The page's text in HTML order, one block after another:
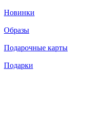
Новинки
Образы
Подарочные карты
Подарки